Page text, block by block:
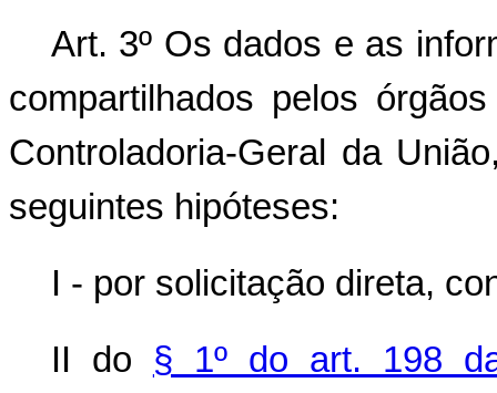
Art. 3º Os dados e as
compartilhados pelos
Controladoria-Geral da
seguintes hipóteses:
I - por solicitação direta,
II do § 1º do art. 198